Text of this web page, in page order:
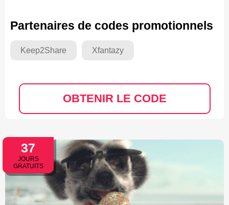
Partenaires de codes promotionnels
Keep2Share Xfantazy
OBTENIR LE CODE
37
JOURS
GRATUITS